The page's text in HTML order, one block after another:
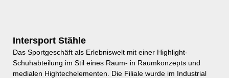
Intersport Stähle
Das Sportgeschäft als Erlebniswelt mit einer Highlight-
Schuhabteilung im Stil eines Raum- in Raumkonzepts und
medialen Hightechelementen. Die Filiale wurde im Industrial